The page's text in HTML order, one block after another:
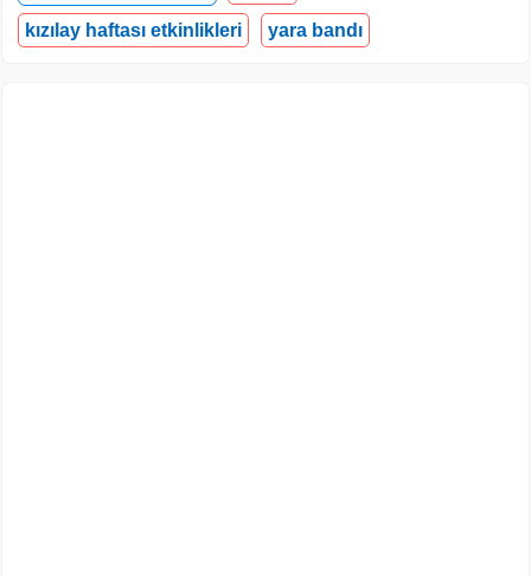
kızılay haftası etkinlikleri yara bandı